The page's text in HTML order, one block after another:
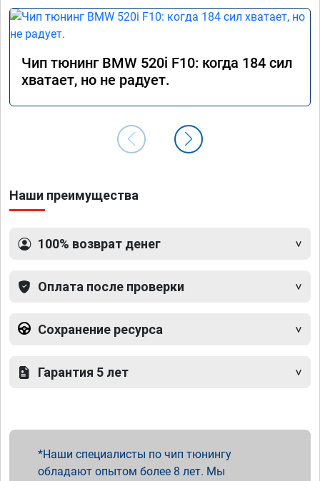
Чип тюнинг BMW 520i F10: когда 184 сил
хватает, но не радует.
Наши преимущества
100% возврат денег
Оплата после проверки
Сохранение ресурса
Гарантия 5 лет
Наши специалисты по чип тюнингу
обладают опытом более 8 лет. Мы